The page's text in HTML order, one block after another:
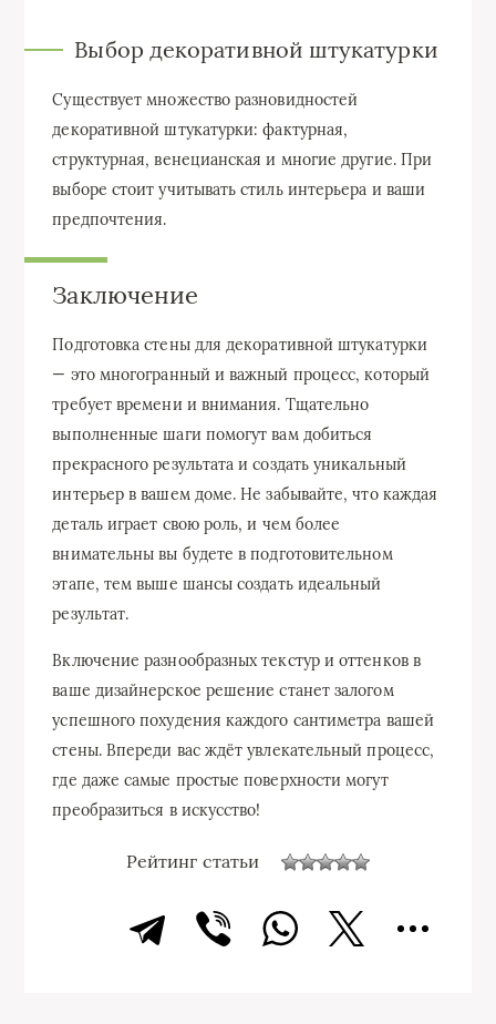
Выбор декоративной штукатурки
Существует множество разновидностей
декоративной штукатурки: фактурная,
структурная, венецианская и многие другие. При
выборе стоит учитывать стиль интерьера и ваши
предпочтения.
Заключение
Подготовка стены для декоративной штукатурки
— это многогранный и важный процесс, который
требует времени и внимания. Тщательно
выполненные шаги помогут вам добиться
прекрасного результата и создать уникальный
интерьер в вашем доме. Не забывайте, что каждая
деталь играет свою роль, и чем более
внимательны вы будете в подготовительном
этапе, тем выше шансы создать идеальный
результат.
Включение разнообразных текстур и оттенков в
ваше дизайнерское решение станет залогом
успешного похудения каждого сантиметра вашей
стены. Впереди вас ждёт увлекательный процесс,
где даже самые простые поверхности могут
преобразиться в искусство!
Рейтинг статьи